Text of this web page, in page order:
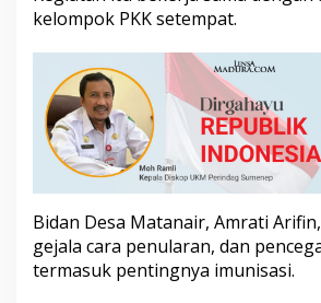
i
a
C
a
p
a
d
kelompok PKK setempat.
Bidan Desa Matanair, Amrati
gejala cara penularan, dan
termasuk pentingnya imunisasi.